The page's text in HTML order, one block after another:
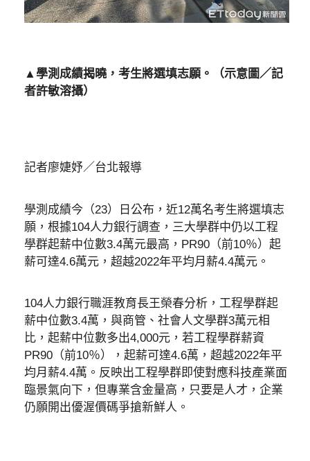
▲學測成績揭曉，考生將選填志願。（示意圖／記
者許敏溶攝）
記者廖婕妤／台北報導
學測成績今（23）日公布，近12萬名考生將選填志
願，根據104人力銀行調查，三大學群中仍以工程
學群起薪中位數3.4萬元最高，PR90（前10％）起
薪可達4.6萬元，超越2022年平均月薪4.4萬元。
104人力銀行職涯教育長王榮春分析，工程學群起
薪中位數3.4萬，與商管、社會人文學群3萬元相
比，起薪中位數多出4,000元，若工程學群薪資
PR90（前10％），起薪可達4.6萬，超越2022年平
均月薪4.4萬。反映出工程學群即使對應科技產業面
臨景氣向下，但專業含金量高，只要是人才，企業
仍願開出優渥價碼爭搶新鮮人。